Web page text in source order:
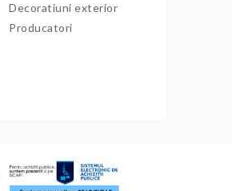
Decoratiuni exterior
Producatori